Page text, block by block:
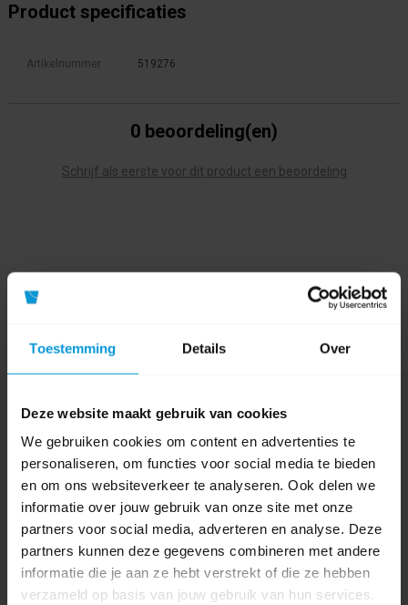
Toestemming Details Over
Deze website maakt gebruik van cookies
We gebruiken cookies om content en advertenties te
personaliseren, om functies voor social media te bieden
en om ons websiteverkeer te analyseren. Ook delen we
informatie over jouw gebruik van onze site met onze
partners voor social media, adverteren en analyse. Deze
partners kunnen deze gegevens combineren met andere
informatie die je aan ze hebt verstrekt of die ze hebben
verzameld op basis van jouw gebruik van hun services.
Product specificaties
Artikelnummer 519276
0 beoordeling(en)
Schrijf als eerste voor dit product een beoordeling
Nog vragen?
Telefoon
024 372 72 92
E-mail
info@avodesch.nl
Avodesch B.V.
Bijsterhuizen 50-12